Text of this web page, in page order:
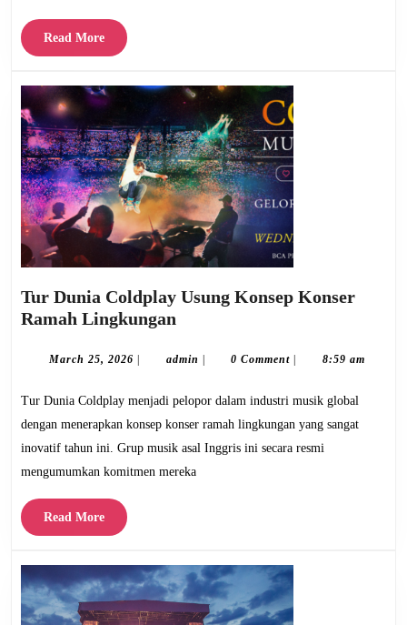
Read MoreRead
More
Tur Dunia Coldplay Usung Konsep Konser
Ramah Lingkungan
Coldplay
Konsep
Konser
Ramah
Lingkungan
March 25, 2026 March
| admin admin
| 0 Comment | 8:59 am
Tur Dunia Coldplay menjadi pelopor dalam industri musik global
dengan menerapkan konsep konser ramah lingkungan yang sangat
inovatif tahun ini. Grup musik asal Inggris ini secara resmi
mengumumkan komitmen mereka
Read MoreRead
More